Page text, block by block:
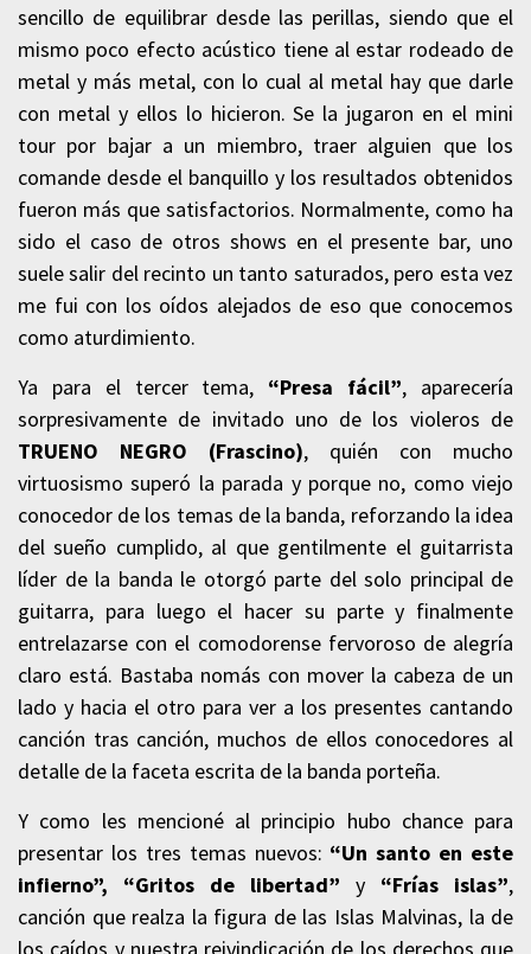
sencillo de equilibrar desde las perillas, siendo que el
mismo poco efecto acústico tiene al estar rodeado de
metal y más metal, con lo cual al metal hay que darle
con metal y ellos lo hicieron. Se la jugaron en el mini
tour por bajar a un miembro, traer alguien que los
comande desde el banquillo y los resultados obtenidos
fueron más que satisfactorios. Normalmente, como ha
sido el caso de otros shows en el presente bar, uno
suele salir del recinto un tanto saturados, pero esta vez
me fui con los oídos alejados de eso que conocemos
como aturdimiento.
Ya para el tercer tema, “Presa fácil”, aparecería
sorpresivamente de invitado uno de los violeros de
TRUENO NEGRO (Frascino), quién con mucho
virtuosismo superó la parada y porque no, como viejo
conocedor de los temas de la banda, reforzando la idea
del sueño cumplido, al que gentilmente el guitarrista
líder de la banda le otorgó parte del solo principal de
guitarra, para luego el hacer su parte y finalmente
entrelazarse con el comodorense fervoroso de alegría
claro está. Bastaba nomás con mover la cabeza de un
lado y hacia el otro para ver a los presentes cantando
canción tras canción, muchos de ellos conocedores al
detalle de la faceta escrita de la banda porteña.
Y como les mencioné al principio hubo chance para
presentar los tres temas nuevos: “Un santo en este
infierno”, “Gritos de libertad” y “Frías islas”,
canción que realza la figura de las Islas Malvinas, la de
los caídos y nuestra reivindicación de los derechos que